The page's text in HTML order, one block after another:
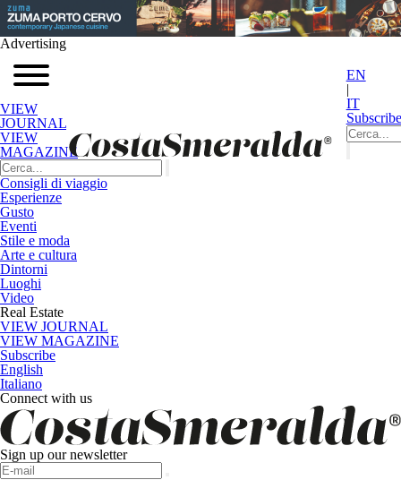
Advertising
VIEW
JOURNAL
VIEW
MAGAZINE
EN
|
IT
Subscribe
Consigli di viaggio
Esperienze
Gusto
Eventi
Stile e moda
Arte e cultura
Dintorni
Luoghi
Video
Real Estate
VIEW JOURNAL
VIEW MAGAZINE
Subscribe
English
Italiano
Connect with us
Sign up our newsletter